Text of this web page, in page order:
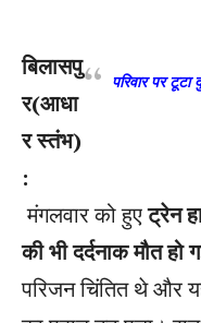
परिवार पर
बिलासपु
र(आधा
र स्तंभ)
:
मंगलवार को हुएट्रेन
की भी दर्दनाक मौत हो
परिजन चिंतित थे और